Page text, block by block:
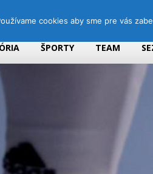
ŠPORTY TEAM
cookies aby sme pre vás